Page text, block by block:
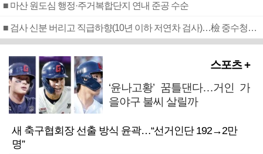
■ 마산 원도심 행정·주거복합단지 연내 준공 수순
■ 검사 신분 버리고 직급하향(10년 이하 저연차 검사)…檢 중수청행 기피
스포츠 +
‘윤나고황’ 꿈틀댄다…거인 가
을야구 불씨 살릴까
새 축구협회장 선출 방식 윤곽…“선거인단 192→2만
명”